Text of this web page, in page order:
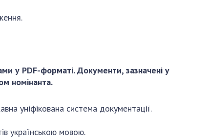
у PDF-форматі. Документи, зазначені у
номінанта.
уніфікована система документації.
українською мовою.